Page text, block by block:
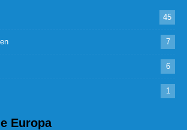
45
7
6
1
Europa